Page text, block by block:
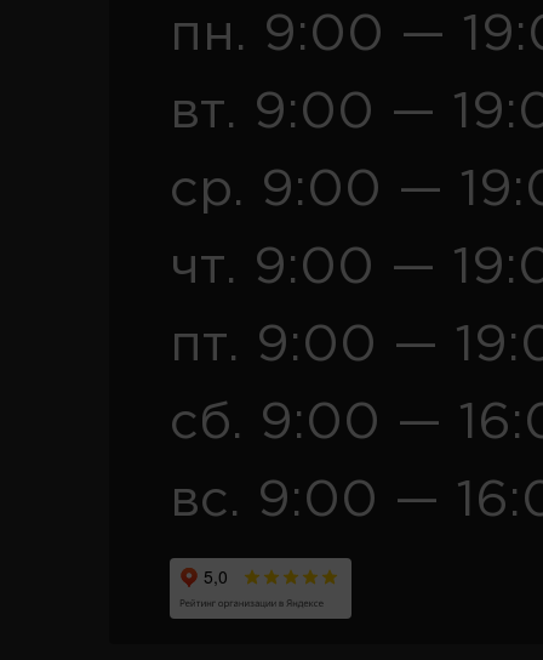
пн. 9:00 —
вт. 9:00 —
ср. 9:00 —
чт. 9:00 —
пт. 9:00 —
сб. 9:00 —
вс. 9:00 —